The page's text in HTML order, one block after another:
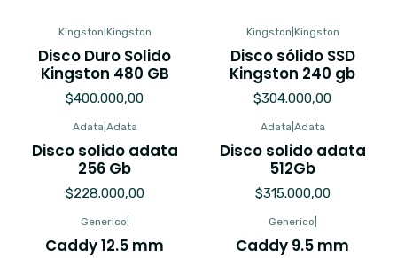
Kingston Kingston
Disco Duro Solido
Kingston 480 GB
$400.000,00
Kingston Kingston
Disco sólido SSD
Kingston 240 gb
$304.000,00
Adata Adata
Disco solido adata
256 Gb
$228.000,00
Adata Adata
Disco solido adata
512Gb
$315.000,00
Generico
Caddy 12.5 mm
Generico
Caddy 9.5 mm